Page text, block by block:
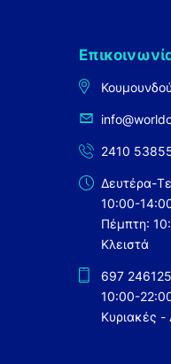
2410
Δευτέρα-
10:00-
Πέμπτη:
Κλειστά
697
10:00-
Κυριακές -